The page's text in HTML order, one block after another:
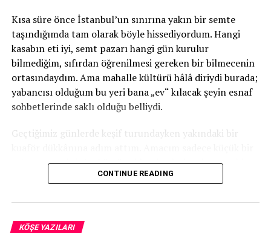
​Kısa süre önce İstanbul’un sınırına yakın bir semte
taşındığımda tam olarak böyle hissediyordum. Hangi
kasabın eti iyi, semt pazarı hangi gün kurulur
bilmediğim, sıfırdan öğrenilmesi gereken bir bilmecenin
ortasındaydım. Ama mahalle kültürü hâlâ diriydi burada;
yabancısı olduğum bu yeri bana „ev“ kılacak şeyin esnaf
sohbetlerinde saklı olduğu belliydi.
​Geçtiğimiz günlerde keşif turundayken yakındaki bir
selam vermekti. Ayaküstü sohbet başlarken kapı açıldı ve
içeriye adeta bir „rüzgâr“ girdi. 50’li yaşlarında, enerjisi
dostuymuş; mekânın sahibi kadar rahat bir özgüvenle
geçti sandalyeye.
CONTINUE READING
KÖŞE YAZILARI